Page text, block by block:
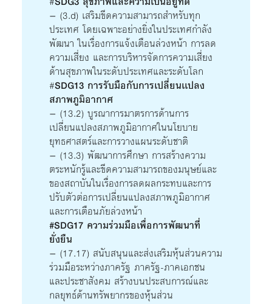
– (3.d) เสริมขีดความสามารถสําหรับทุก
ประเทศ โดยเฉพาะอย่างยิ่งในประเทศกําลัง
พัฒนา ในเรื่องการแจ้งเตือนล่วงหน้า การลด
ความเสี่ยง และการบริหารจัดการความเสี่ยง
ด้านสุขภาพในระดับประเทศและระดับโลก
#SDG13 การรับมือกับการเปลี่ยนเเปลง
สภาพภูมิอากาศ
– (13.2) บูรณาการมาตรการด้านการ
เปลี่ยนแปลงสภาพภูมิอากาศในนโยบาย
ยุทธศาสตร์และการวางแผนระดับชาติ
– (13.3) พัฒนาการศึกษา การสร้างความ
ตระหนักรู้และขีดความสามารถของมนุษย์และ
ของสถาบันในเรื่องการลดผลกระทบและการ
ปรับตัวต่อการเปลี่ยนแปลงสภาพภูมิอากาศ
และการเตือนภัยล่วงหน้า
#SDG17 ความร่วมมือเพื่อการพัฒนาที่
ยั่งยืน
– (17.17) สนับสนุนและส่งเสริมหุ้นส่วนความ
ร่วมมือระหว่างภาครัฐ ภาครัฐ-ภาคเอกชน
และประชาสังคม สร้างบนประสบการณ์และ
กลยุทธ์ด้านทรัพยากรของหุ้นส่วน